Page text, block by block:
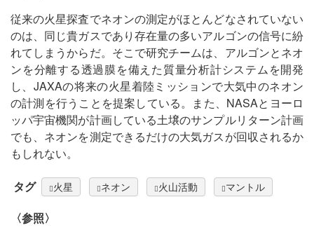
従来の火星探査でネオンの測定がほとんどなされていない
のは、同じ貴ガスであり存在量の多いアルゴンの信号に紛
れてしまうからだ。そこで研究チームは、アルゴンとネオ
ンを分離する透過膜を備えた質量分析計システムを開発
し、JAXAの将来の火星着陸ミッションで大気中のネオン
の計測を行うことを提案している。また、NASAとヨーロ
ッパ宇宙機関が計画している土壌のサンプルリターン計画
でも、ネオンを測定できるだけの大気ガスが回収されるか
もしれない。
タグ 火星 ネオン 火山活動 マントル
〈参照〉